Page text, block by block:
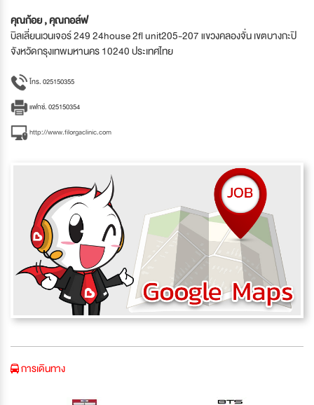
คุณก้อย , คุณกอล์ฟ
บิลเลี่ยนเวนเจอร์ 249 24house 2fl unit205-207 แขวงคลองจั่น เขตบางกะปิ
จังหวัดกรุงเทพมหานคร 10240 ประเทศไทย
โทร. 025150355
แฟกซ์. 025150354
http://www.filorgaclinic.com
การเดินทาง